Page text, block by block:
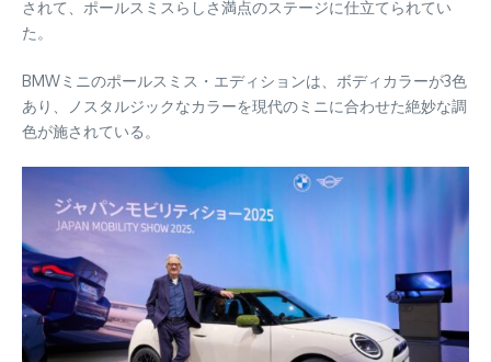
されて、ポールスミスらしさ満点のステージに仕立てられてい
た。
BMWミニのポールスミス・エディションは、ボディカラーが3色
あり、ノスタルジックなカラーを現代のミニに合わせた絶妙な調
色が施されている。